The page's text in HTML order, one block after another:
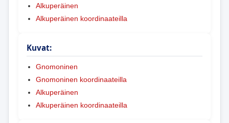
Alkuperäinen
Alkuperäinen koordinaateilla
Kuvat:
Gnomoninen
Gnomoninen koordinaateilla
Alkuperäinen
Alkuperäinen koordinaateilla